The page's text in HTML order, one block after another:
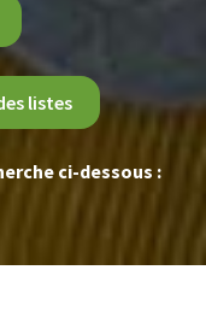
listes
ci-dessous :